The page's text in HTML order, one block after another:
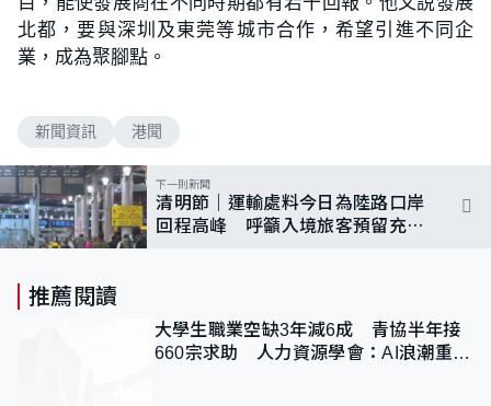
0
%
北都，要與深圳及東莞等城市合作，希望引進不同企
業，成為聚腳點。
新聞資訊 港聞
下一則新聞
清明節｜運輸處料今日為陸路口岸
回程高峰 呼籲入境旅客預留充足
推薦閱讀
大學生職業空缺3年減6成 青協半年接
660宗求助 人力資源學會：AI浪潮重整